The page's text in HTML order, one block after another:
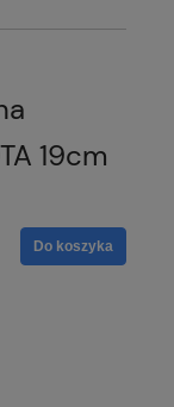
19cm
Do koszyka